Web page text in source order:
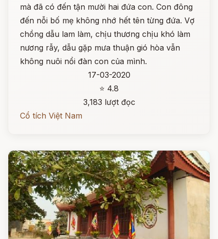
mà đã có đến tận mười hai đứa con. Con đông
đến nỗi bố mẹ không nhớ hết tên từng đứa. Vợ
chồng dẫu lam làm, chịu thương chịu khó làm
nương rẫy, dẫu gặp mưa thuận gió hòa vẫn
không nuôi nổi đàn con của mình.
17-03-2020
⭐ 4.8
3,183 lượt đọc
Cổ tích Việt Nam